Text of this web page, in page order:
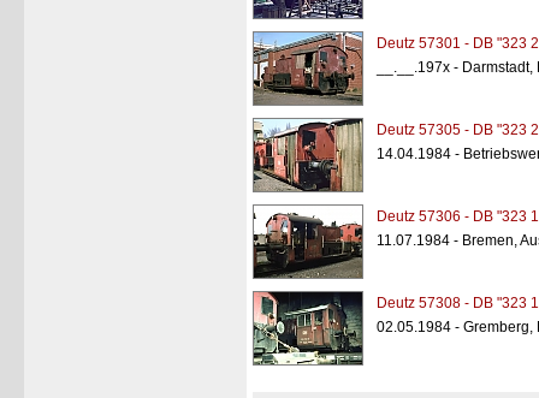
Deutz 57301 - DB "323
__.__.197x -
Deutz 57305 - DB "323
14.04.1984 -
Deutz 57306 - DB "323
11.07.1984 - Bremen,
Deutz 57308 - DB "323
02.05.1984 - Gremberg,